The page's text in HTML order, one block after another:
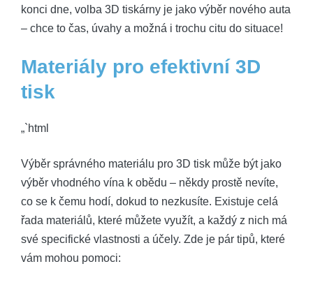
konci dne, volba 3D tiskárny je jako výběr nového auta
– chce to čas, úvahy a možná i trochu citu do situace!
Materiály pro efektivní 3D
tisk
„`html
Výběr správného materiálu pro 3D tisk může být jako
výběr vhodného vína k obědu – někdy prostě nevíte,
co se k čemu hodí, dokud to nezkusíte. Existuje celá
řada materiálů, které můžete využít, a každý z nich má
své specifické vlastnosti a účely. Zde je pár tipů, které
vám mohou pomoci: